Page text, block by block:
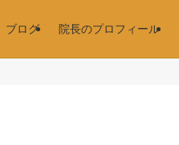
ブログ 院長のプロフィール